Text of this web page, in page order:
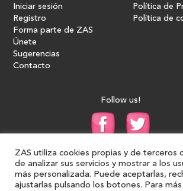
Iniciar sesión
Registro
Forma parte de ZAS
Únete
Sugerencias
Contacto
Política de
Política de
Follow us!
ZAS utiliza cookies propias y de terceros
de analizar sus servicios y mostrar a los
más personalizada. Puede aceptarlas,
ajustarlas pulsando los botones. Para